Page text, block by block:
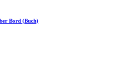
Bord (Buch)